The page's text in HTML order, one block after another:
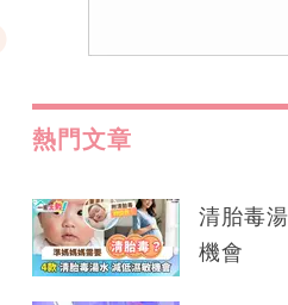
熱門文章
清胎毒
機會